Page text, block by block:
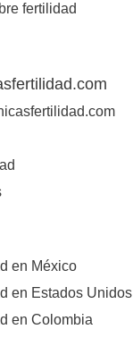
fertilidad
en México
en Estados Unidos
en Colombia